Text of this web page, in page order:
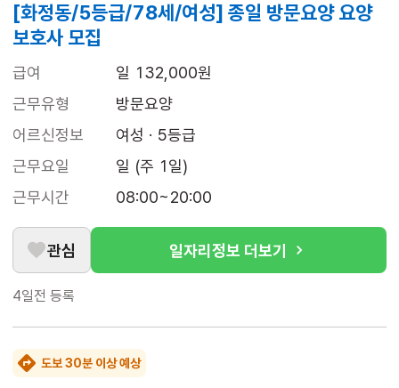
[화정동/5등급/78세/여성] 종일 방문요양 요양
보호사 모집
급여
일 132,000원
근무유형
방문요양
어르신정보
여성 · 5등급
근무요일
일 (주 1일)
근무시간
08:00~20:00
관심 일자리정보 더보기
4일전 등록
도보 30분 이상 예상